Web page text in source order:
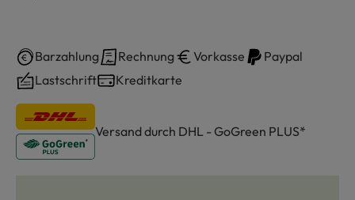
Barzahlung Rechnung Vorkasse
Paypal
Lastschrift
Kreditkarte
Versand durch DHL - GoGreen PLUS*